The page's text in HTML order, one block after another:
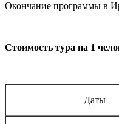
Окончание программы в
Стоимость тура на 1
Даты